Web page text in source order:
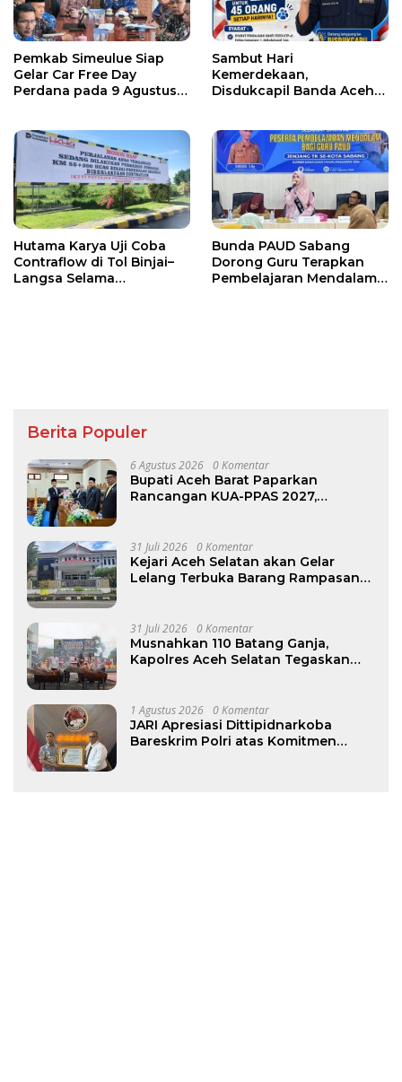
Pemkab Simeulue Siap
Gelar Car Free Day
Perdana pada 9 Agustus
Sambut Hari
Kemerdekaan,
Disdukcapil Banda Aceh
Hutama Karya Uji Coba
Contraflow di Tol Binjai–
Langsa Selama
Bunda PAUD Sabang
Dorong Guru Terapkan
Pembelajaran Mendalam
Berita Populer
6 Agustus 2026 0 Komentar
Bupati Aceh Barat Paparkan
Rancangan KUA-PPAS 2027,
31 Juli 2026 0 Komentar
Kejari Aceh Selatan akan Gelar
Lelang Terbuka Barang Rampasan
31 Juli 2026 0 Komentar
Musnahkan 110 Batang Ganja,
Kapolres Aceh Selatan Tegaskan
1 Agustus 2026 0 Komentar
JARI Apresiasi Dittipidnarkoba
Bareskrim Polri atas Komitmen